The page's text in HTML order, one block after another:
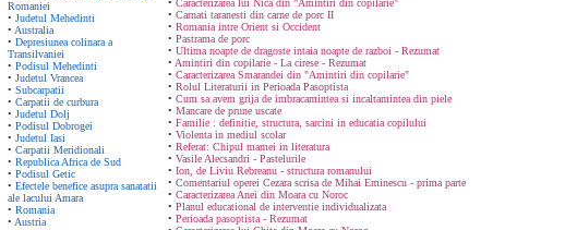
Romaniei
• Judetul Mehedinti
• Australia
• Depresiunea colinara a
Transilvaniei
• Podisul Mehedinti
• Judetul Vrancea
• Subcarpatii
• Carpatii de curbura
• Judetul Dolj
• Podisul Dobrogei
• Judetul Iasi
• Carpatii Meridionali
• Republica Africa de Sud
• Podisul Getic
• Efectele benefice asupra sanatatii
ale lacului Amara
• Romania
• Austria
• Caracterizarea lui Nica din "Amintiri din copilarie"
• Carnati taranesti din carne de porc II
• Romania intre Orient si Occident
• Pastrama de porc
• Ultima noapte de dragoste intaia noapte de razboi - Rezumat
• Amintiri din copilarie - La cirese - Rezumat
• Caracterizarea Smarandei din "Amintiri din copilarie"
• Rolul Literaturii in Perioada Pasoptista
• Cum sa avem grija de imbracamintea si incaltamintea din piele
• Mancare de prune uscate
• Familie : definitie, structura, sarcini in educatia copilului
• Violenta in mediul scolar
• Referat: Chipul mamei in literatura
• Vasile Alecsandri - Pastelurile
• Ion, de Liviu Rebreanu - structura romanului
• Comentariul operei Cezara scrisa de Mihai Eminescu - prima parte
• Caracterizarea Anei din Moara cu Noroc
• Planul educational de interventie individualizata
• Perioada pasoptista - Rezumat